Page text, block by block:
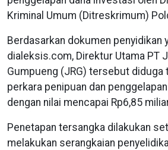
Kriminal Umum (Ditreskrimum)
Berdasarkan dokumen penyidikan
dialeksis.com, Direktur Utama PT
Gumpueng (JRG) tersebut diduga
perkara penipuan dan
dengan nilai mencapai Rp6,85
Penetapan tersangka dilakukan
melakukan serangkaian